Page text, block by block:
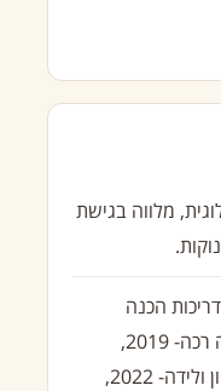
מלווה בגישת
הכנה
ללידה- 2018, קורס מדריכות לידה רכה- 2019,
רפלקסולוגיה התמחות בפריון הריון ולידה- 2022,